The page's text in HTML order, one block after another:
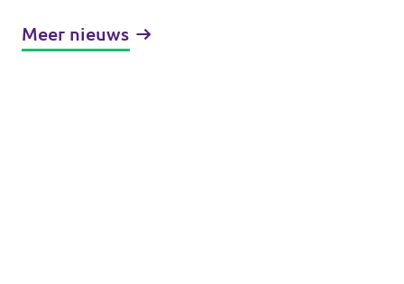
Zuid-Holland
Meer nieuws